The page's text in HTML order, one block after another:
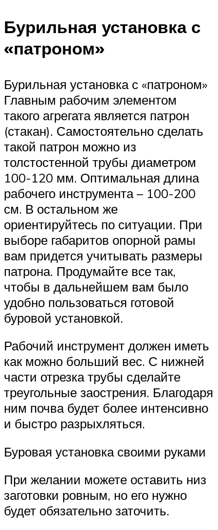
Бурильная установка с
«патроном»
Бурильная установка с «патроном»
Главным рабочим элементом
такого агрегата является патрон
(стакан). Самостоятельно сделать
такой патрон можно из
толстостенной трубы диаметром
100-120 мм. Оптимальная длина
рабочего инструмента – 100-200
см. В остальном же
ориентируйтесь по ситуации. При
выборе габаритов опорной рамы
вам придется учитывать размеры
патрона. Продумайте все так,
чтобы в дальнейшем вам было
удобно пользоваться готовой
буровой установкой.
Рабочий инструмент должен иметь
как можно больший вес. С нижней
части отрезка трубы сделайте
треугольные заострения. Благодаря
ним почва будет более интенсивно
и быстро разрыхляться.
Буровая установка своими руками
При желании можете оставить низ
заготовки ровным, но его нужно
будет обязательно заточить.